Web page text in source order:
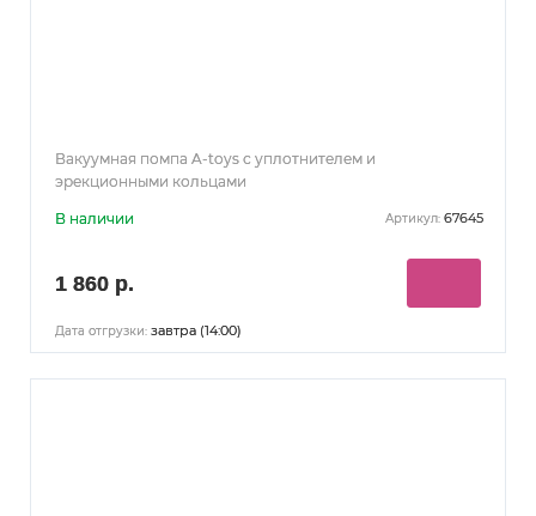
Вакуумная помпа A-toys с уплотнителем и
эрекционными кольцами
В наличии Артикул: 67645
1 860 р.
Дата отгрузки: завтра (14:00)